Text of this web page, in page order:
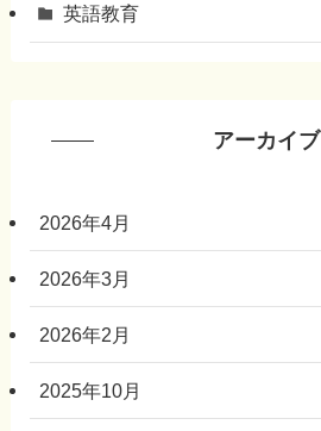
英語教育
アーカイブ
2026年4月
2026年3月
2026年2月
2025年10月